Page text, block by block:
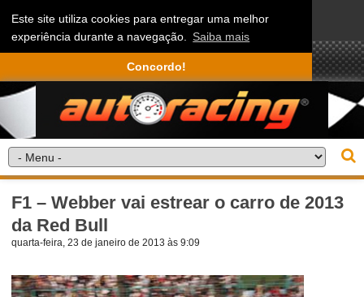
Este site utiliza cookies para entregar uma melhor
experiência durante a navegação. Saiba mais
Concordo!
F1 – Webber vai estrear o carro de 2013
da Red Bull
quarta-feira, 23 de janeiro de 2013 às 9:09